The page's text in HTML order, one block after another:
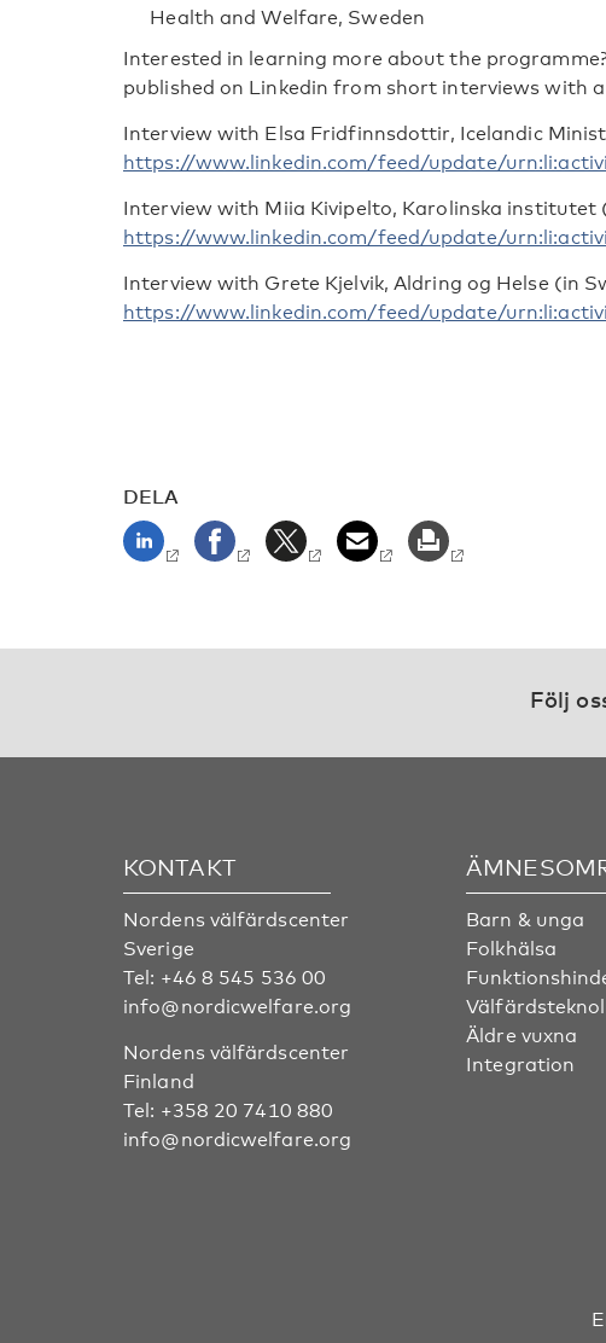
Health and Welfare, Sweden
Interested in learning more about the
published on Linkedin from short interviews with
Interview with Elsa Fridfinnsdottir, Icelandic
https://www.linkedin.com/feed/update/
Interview with Miia Kivipelto, Karolinska institutet
https://www.linkedin.com/feed/update/
Interview with Grete Kjelvik, Aldring og Helse (in
https://www.linkedin.com/feed/update/
DELA
Följ
KONTAKT
Nordens välfärdscenter
Sverige
Tel: +46 8 545 536 00
info@nordicwelfare.org
Nordens välfärdscenter
Finland
Tel: +358 20 7410 880
info@nordicwelfare.org
Barn & unga
Folkhälsa
Äldre vuxna
Integration